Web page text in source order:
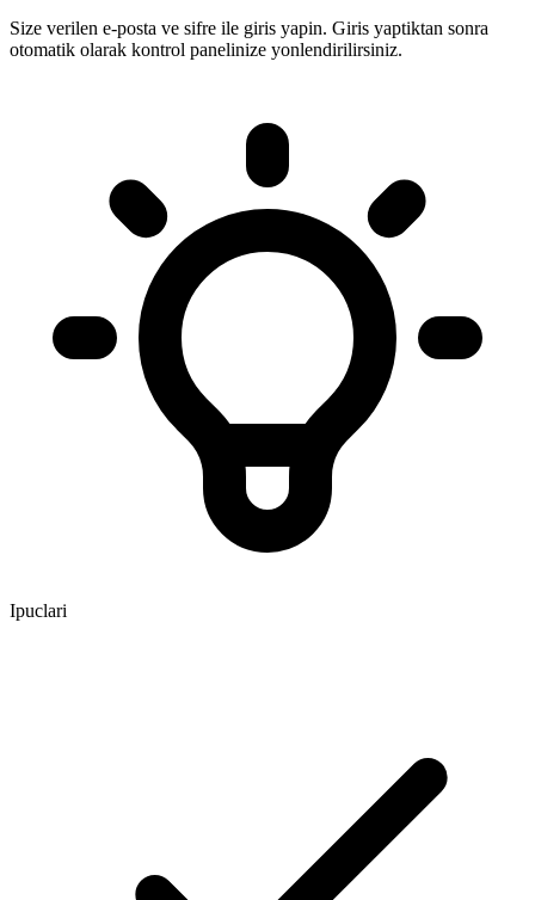
Size verilen e-posta ve sifre ile giris yapin. Giris yaptiktan sonra
otomatik olarak kontrol panelinize yonlendirilirsiniz.
Ipuclari